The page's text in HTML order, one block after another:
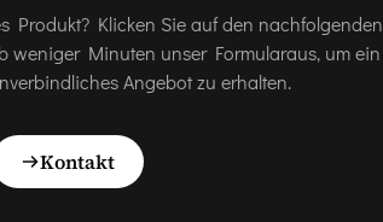
Produkt? Klicken Sie auf den nachfolgenden
weniger Minuten unser Formularaus, um ein
Angebot zu erhalten.
Kontakt